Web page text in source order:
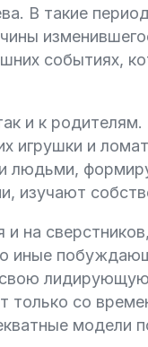
В такие
событиях,
и к
игрушки и
людьми,
изучают
и на
иные
свою
только со
модели